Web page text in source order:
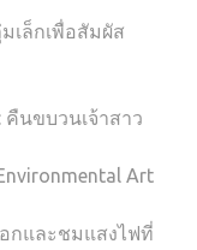
เล็กเพื่อสัมผัส
คืนขบวนเจ้าสาว
Art
อกและชมแสงไฟที่